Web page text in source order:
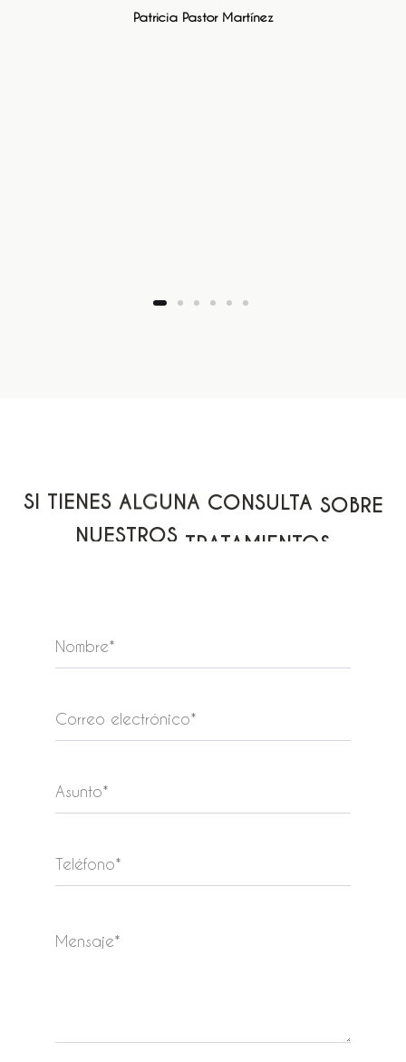
Patricia Pastor Martínez
SI TIENES ALGUNA CONSULTA SOBRE
NUESTROS TRATAMIENTOS